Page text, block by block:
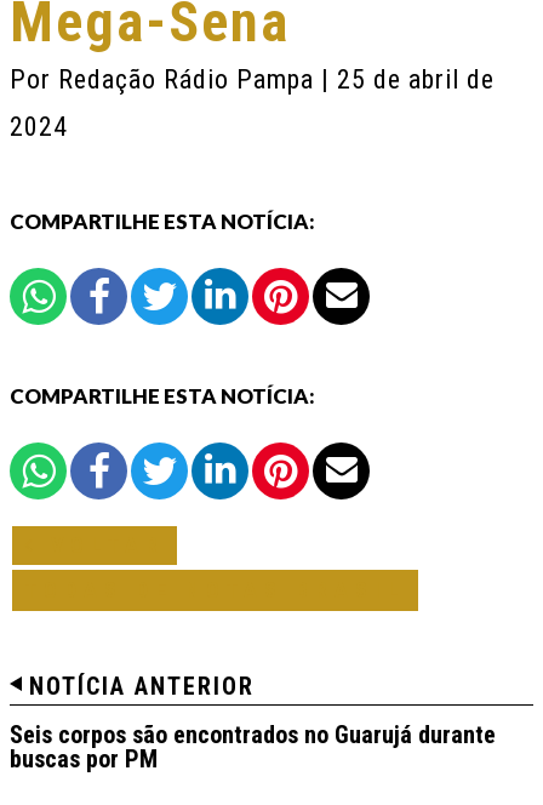
Mega-Sena
Por Redação Rádio Pampa | 25 de abril de
2024
COMPARTILHE ESTA NOTÍCIA:
COMPARTILHE ESTA NOTÍCIA:
NOTÍCIA ANTERIOR
Seis corpos são encontrados no Guarujá durante
buscas por PM